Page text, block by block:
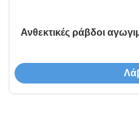
Ανθεκτικές ράβδοι